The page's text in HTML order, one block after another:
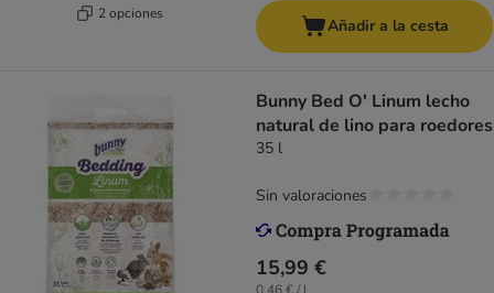
2 opciones
Añadir a la cesta
Bunny Bed O' Linum lecho
natural de lino para roedores
35 l
15,99 €
Sin valoraciones